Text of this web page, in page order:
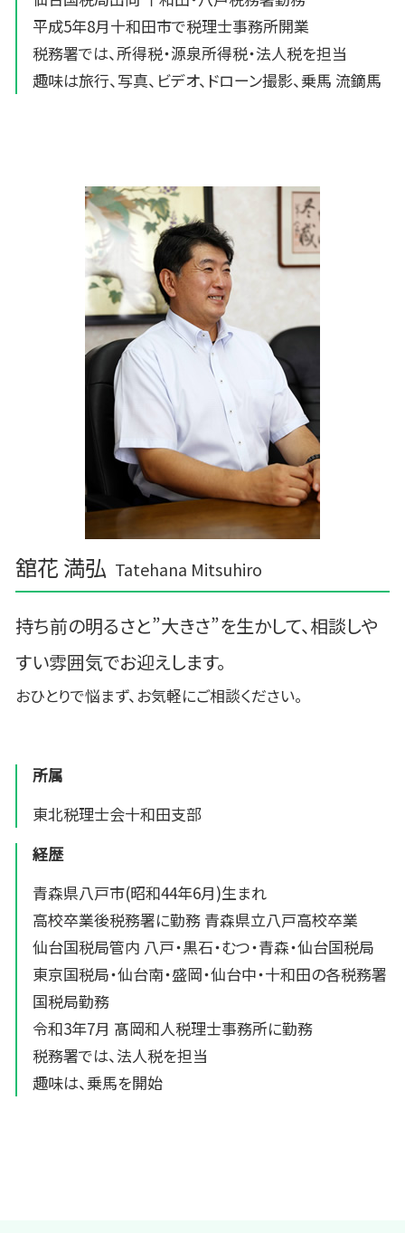
平成5年8月十和田市で税理士事務所開業
税務署では、所得税・源泉所得税・法人税を担当
趣味は旅行、写真、ビデオ、ドローン撮影、乗馬 流鏑馬
舘花 満弘 Tatehana Mitsuhiro
持ち前の明るさと”大きさ”を生かして、相談しや
すい雰囲気でお迎えします。
おひとりで悩まず、お気軽にご相談ください。
所属
東北税理士会十和田支部
経歴
青森県八戸市(昭和44年6月)生まれ
高校卒業後税務署に勤務 青森県立八戸高校卒業
仙台国税局管内 八戸・黒石・むつ・青森・仙台国税局
東京国税局・仙台南・盛岡・仙台中・十和田の各税務署
国税局勤務
令和3年7月 髙岡和人税理士事務所に勤務
税務署では、法人税を担当
趣味は、乗馬を開始